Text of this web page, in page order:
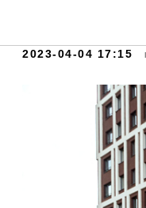
Что
2023-04-04 17:15